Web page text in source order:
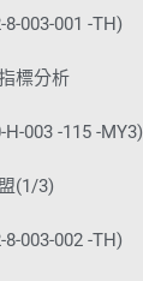
003-001 -TH)
標分析
003 -115 -MY3)
(1/3)
003-002 -TH)